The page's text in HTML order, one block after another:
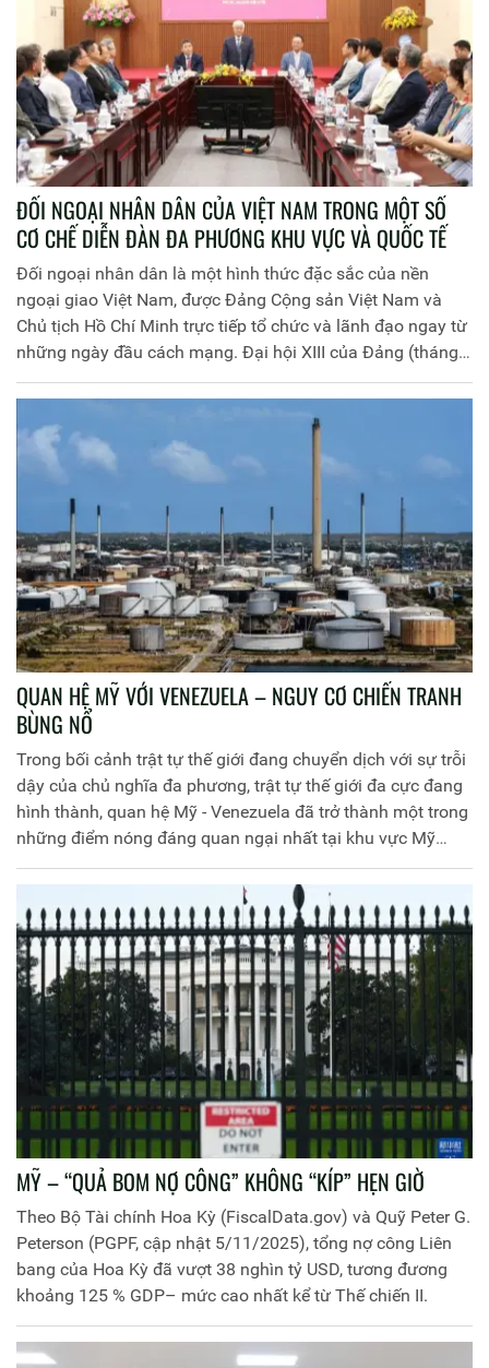
ĐỐI NGOẠI NHÂN DÂN CỦA VIỆT NAM TRONG MỘT SỐ
CƠ CHẾ DIỄN ĐÀN ĐA PHƯƠNG KHU VỰC VÀ QUỐC TẾ
Đối ngoại nhân dân là một hình thức đặc sắc của nền
ngoại giao Việt Nam, được Đảng Cộng sản Việt Nam và
Chủ tịch Hồ Chí Minh trực tiếp tổ chức và lãnh đạo ngay từ
những ngày đầu cách mạng. Đại hội XIII của Đảng (tháng
1-2021) lần đầu tiên xác định: “Xây dựng nền ngoại giao
toàn diện, hiện đại với ba trụ cột là đối ngoại đảng, ngoại
giao nhà nước và đối ngoại nhân dân”.
QUAN HỆ MỸ VỚI VENEZUELA – NGUY CƠ CHIẾN TRANH
BÙNG NỔ
Trong bối cảnh trật tự thế giới đang chuyển dịch với sự trỗi
dậy của chủ nghĩa đa phương, trật tự thế giới đa cực đang
hình thành, quan hệ Mỹ - Venezuela đã trở thành một trong
những điểm nóng đáng quan ngại nhất tại khu vực Mỹ
Latinh.
MỸ – “QUẢ BOM NỢ CÔNG” KHÔNG “KÍP” HẸN GIỜ
Theo Bộ Tài chính Hoa Kỳ (FiscalData.gov) và Quỹ Peter G.
Peterson (PGPF, cập nhật 5/11/2025), tổng nợ công Liên
bang của Hoa Kỳ đã vượt 38 nghìn tỷ USD, tương đương
khoảng 125 % GDP– mức cao nhất kể từ Thế chiến II.